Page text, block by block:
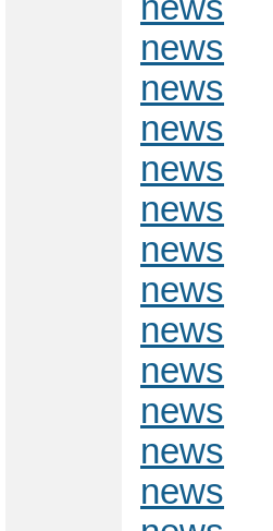
news
news
news
news
news
news
news
news
news
news
news
news